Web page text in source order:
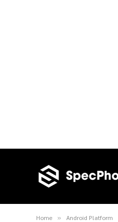
Home » Android Platform